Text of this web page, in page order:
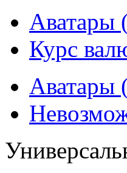
Аватары
Курс
Аватары